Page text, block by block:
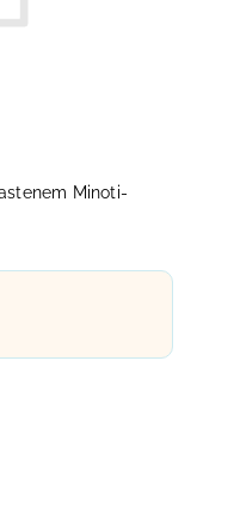
Minoti-